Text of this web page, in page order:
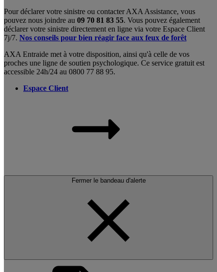
Pour déclarer votre sinistre ou contacter AXA Assistance, vous
pouvez nous joindre au 09 70 81 83 55. Vous pouvez également
déclarer votre sinistre directement en ligne via votre Espace Client
7j/7. Nos conseils pour bien réagir face aux feux de forêt
AXA Entraide met à votre disposition, ainsi qu'à celle de vos
proches une ligne de soutien psychologique. Ce service gratuit est
accessible 24h/24 au 0800 77 88 95.
Espace Client
Fermer le bandeau d'alerte